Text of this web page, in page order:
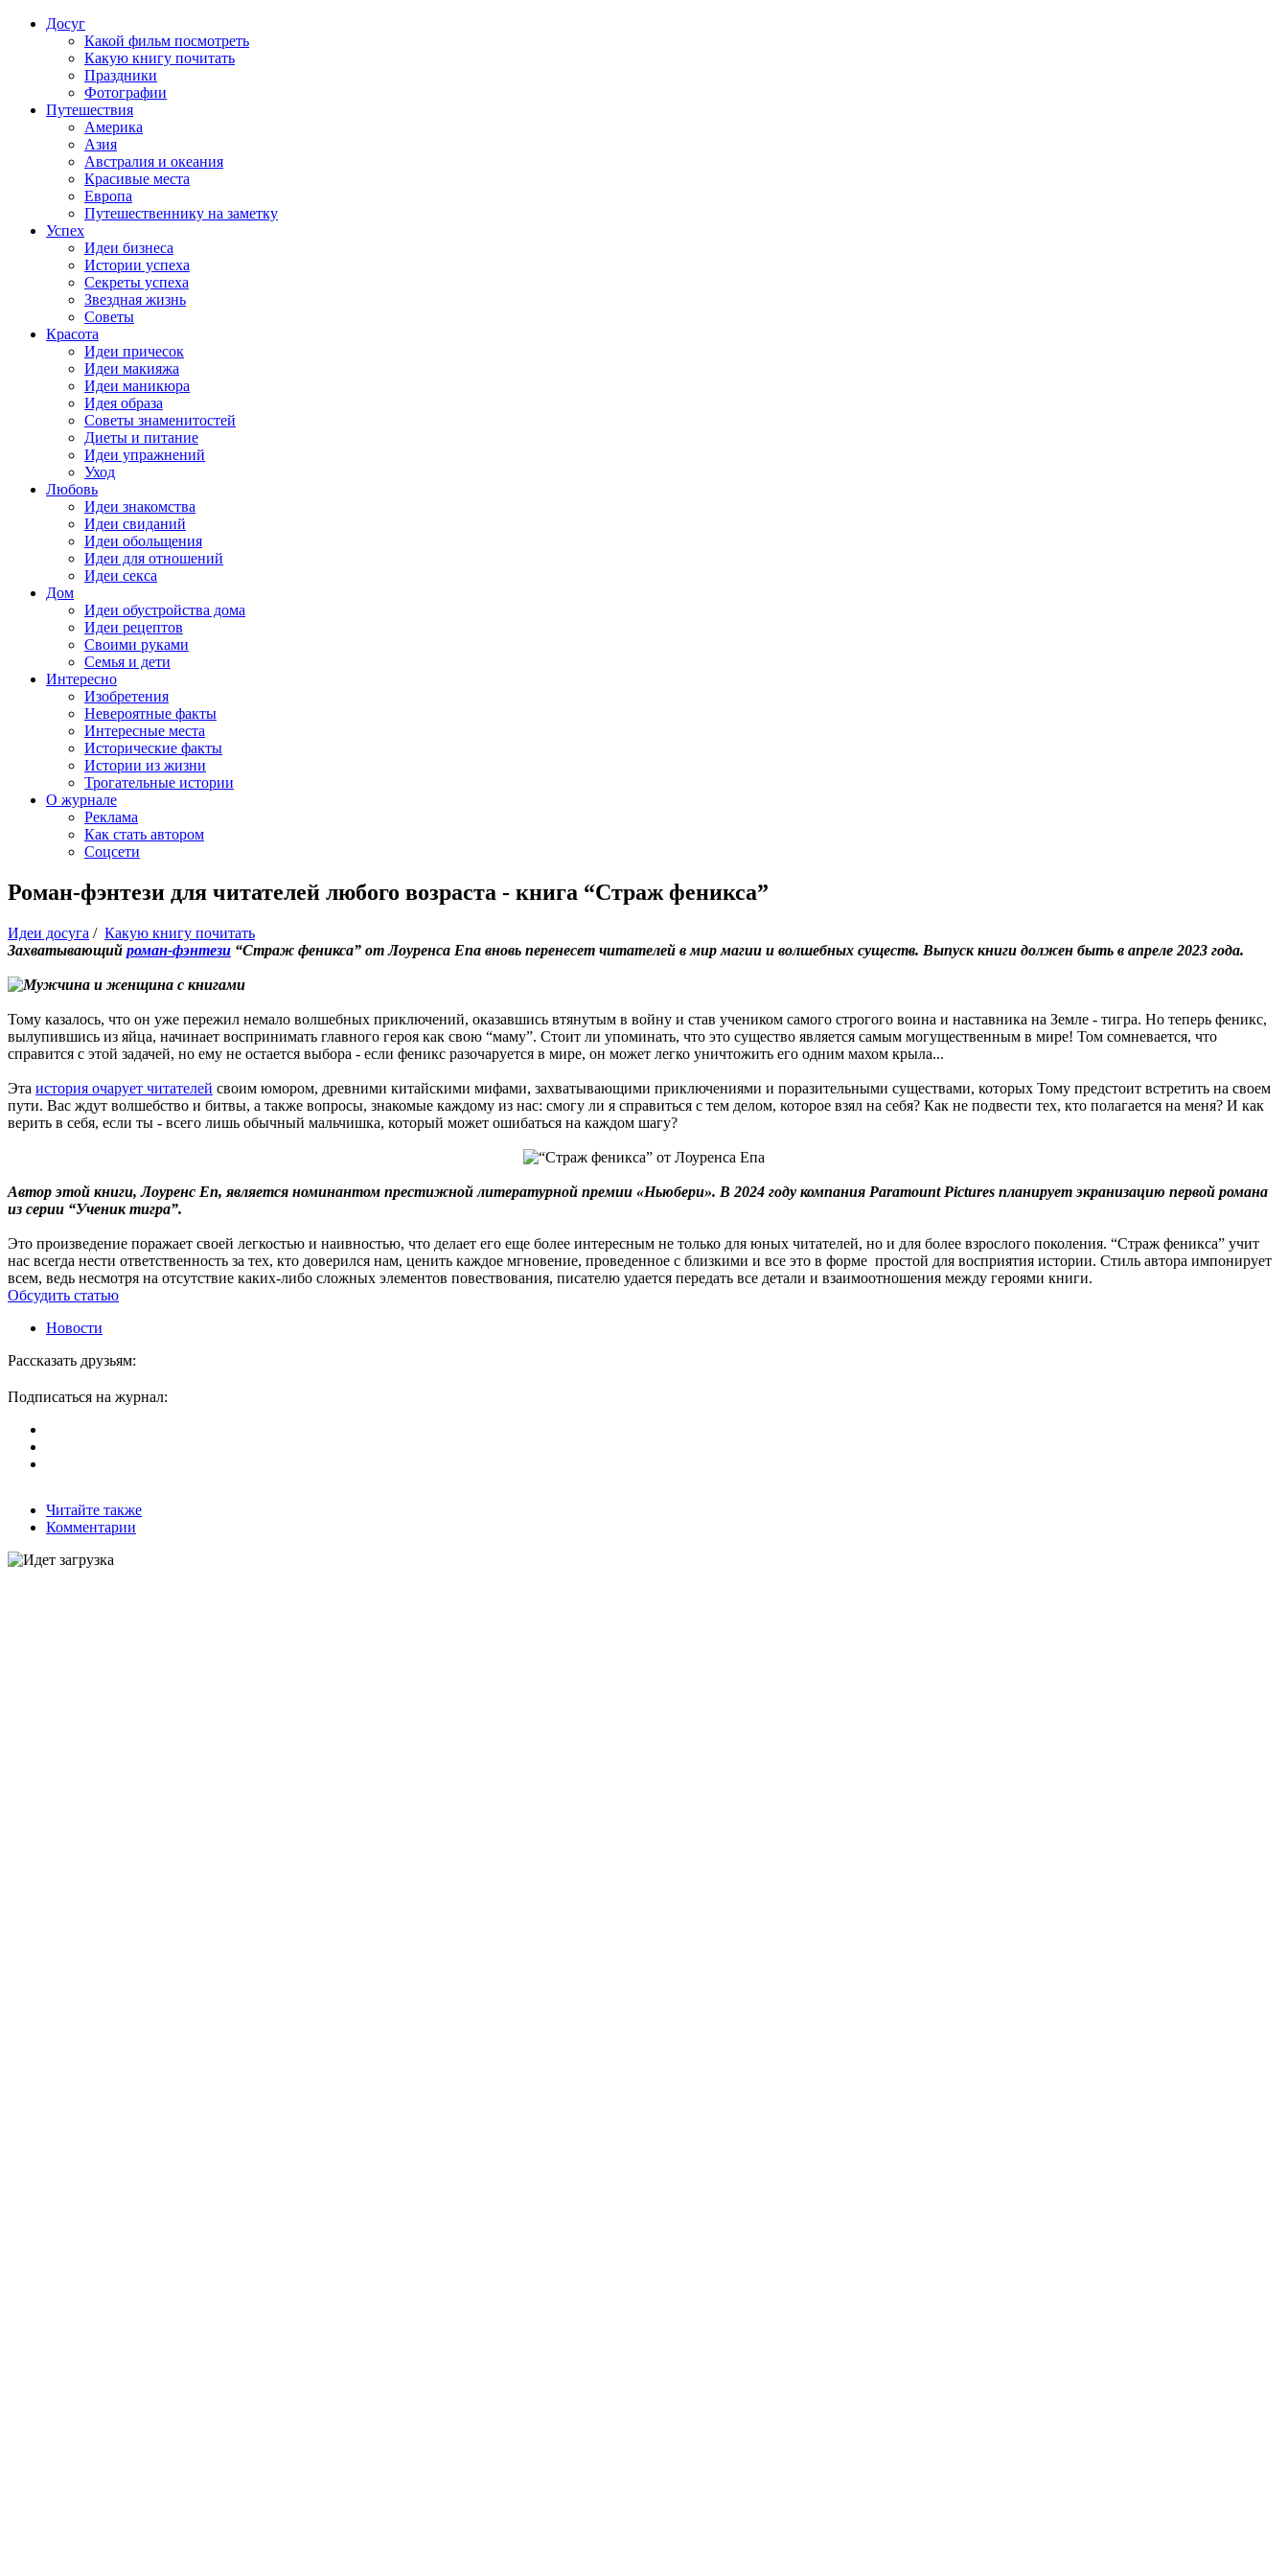
Досуг
Какой фильм посмотреть
Какую книгу почитать
Праздники
Фотографии
Путешествия
Америка
Азия
Австралия и океания
Красивые места
Европа
Путешественнику на заметку
Успех
Идеи бизнеса
Истории успеха
Секреты успеха
Звездная жизнь
Советы
Красота
Идеи причесок
Идеи макияжа
Идеи маникюра
Идея образа
Советы знаменитостей
Диеты и питание
Идеи упражнений
Уход
Любовь
Идеи знакомства
Идеи свиданий
Идеи обольщения
Идеи для отношений
Идеи секса
Дом
Идеи обустройства дома
Идеи рецептов
Своими руками
Семья и дети
Интересно
Изобретения
Невероятные факты
Интересные места
Исторические факты
Истории из жизни
Трогательные истории
О журнале
Реклама
Как стать автором
Соцсети
Роман-фэнтези для читателей любого возраста - книга “Страж феникса”
Идеи досуга / Какую книгу почитать
Захватывающий роман-фэнтези “Страж феникса” от Лоуренса Епа вновь перенесет читателей в мир магии и волшебных существ. Выпуск книги должен быть в апреле 2023 года.
Тому казалось, что он уже пережил немало волшебных приключений, оказавшись втянутым в войну и став учеником самого строгого воина и наставника на Земле - тигра. Но теперь феникс,
вылупившись из яйца, начинает воспринимать главного героя как свою “маму”. Стоит ли упоминать, что это существо является самым могущественным в мире! Том сомневается, что
справится с этой задачей, но ему не остается выбора - если феникс разочаруется в мире, он может легко уничтожить его одним махом крыла...
Эта история очарует читателей своим юмором, древними китайскими мифами, захватывающими приключениями и поразительными существами, которых Тому предстоит встретить на своем
пути. Вас ждут волшебство и битвы, а также вопросы, знакомые каждому из нас: смогу ли я справиться с тем делом, которое взял на себя? Как не подвести тех, кто полагается на меня? И как
верить в себя, если ты - всего лишь обычный мальчишка, который может ошибаться на каждом шагу?
Автор этой книги, Лоуренс Еп, является номинантом престижной литературной премии «Ньюбери». В 2024 году компания Paramount Pictures планирует экранизацию первой романа
из серии “Ученик тигра”.
Это произведение поражает своей легкостью и наивностью, что делает его еще более интересным не только для юных читателей, но и для более взрослого поколения. “Страж феникса” учит
нас всегда нести ответственность за тех, кто доверился нам, ценить каждое мгновение, проведенное с близкими и все это в форме простой для восприятия истории. Стиль автора импонирует
всем, ведь несмотря на отсутствие каких-либо сложных элементов повествования, писателю удается передать все детали и взаимоотношения между героями книги.
Обсудить статью
Новости
Рассказать друзьям:
Подписаться на журнал:
Читайте также
Комментарии